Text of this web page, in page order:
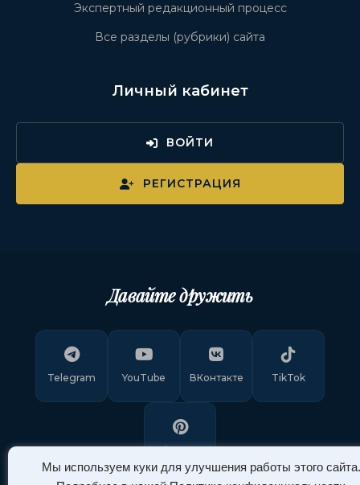
Мы используем куки для улучшения работы этого сайта.
Экспертный редакционный процесс
Все разделы (рубрики) сайта
Личный кабинет
ВОЙТИ
РЕГИСТРАЦИЯ
Давайте дружить
Telegram YouTube ВКонтакте TikTok
Pinterest